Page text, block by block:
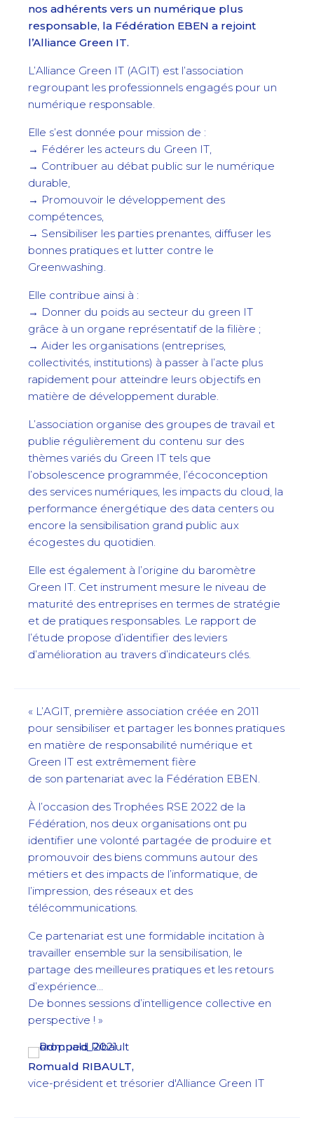
nos adhérents vers un numérique plus
responsable, la Fédération EBEN a rejoint
l’Alliance Green IT.
L’Alliance Green IT (AGIT) est l’association
regroupant les professionnels engagés pour un
numérique responsable.
Elle s’est donnée pour mission de :
→ Fédérer les acteurs du Green IT,
→ Contribuer au débat public sur le numérique
durable,
→ Promouvoir le développement des
compétences,
→ Sensibiliser les parties prenantes, diffuser les
bonnes pratiques et lutter contre le
Greenwashing.
Elle contribue ainsi à :
→ Donner du poids au secteur du green IT
grâce à un organe représentatif de la filière ;
→ Aider les organisations (entreprises,
collectivités, institutions) à passer à l’acte plus
rapidement pour atteindre leurs objectifs en
matière de développement durable.
L’association organise des groupes de travail et
publie régulièrement du contenu sur des
thèmes variés du Green IT tels que
l’obsolescence programmée, l’écoconception
des services numériques, les impacts du cloud, la
performance énergétique des data centers ou
encore la sensibilisation grand public aux
écogestes du quotidien.
Elle est également à l’origine du baromètre
Green IT. Cet instrument mesure le niveau de
maturité des entreprises en termes de stratégie
et de pratiques responsables. Le rapport de
l’étude propose d’identifier des leviers
d’amélioration au travers d’indicateurs clés.
« L’AGIT, première association créée en 2011
pour sensibiliser et partager les bonnes pratiques
en matière de responsabilité numérique et
Green IT est extrêmement fière
de son partenariat avec la Fédération EBEN.
À l’occasion des Trophées RSE 2022 de la
Fédération, nos deux organisations ont pu
identifier une volonté partagée de produire et
promouvoir des biens communs autour des
métiers et des impacts de l’informatique, de
l’impression, des réseaux et des
télécommunications.
Ce partenariat est une formidable incitation à
travailler ensemble sur la sensibilisation, le
partage des meilleures pratiques et les retours
d’expérience…
De bonnes sessions d’intelligence collective en
perspective ! »
Romuald RIBAULT,
vice-président et trésorier d'Alliance Green IT